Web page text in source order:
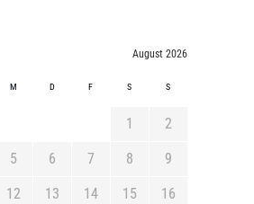
August 2026
M D F S S
1 2
5 6 7 8 9
12 13 14 15 16